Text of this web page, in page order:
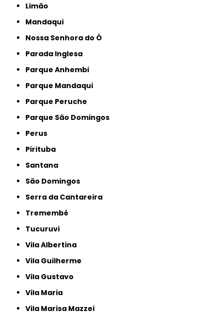
Limão
Mandaqui
Nossa Senhora do Ó
Parada Inglesa
Parque Anhembi
Parque Mandaqui
Parque Peruche
Parque São Domingos
Perus
Pirituba
Santana
São Domingos
Serra da Cantareira
Tremembé
Tucuruvi
Vila Albertina
Vila Guilherme
Vila Gustavo
Vila Maria
Vila Marisa Mazzei